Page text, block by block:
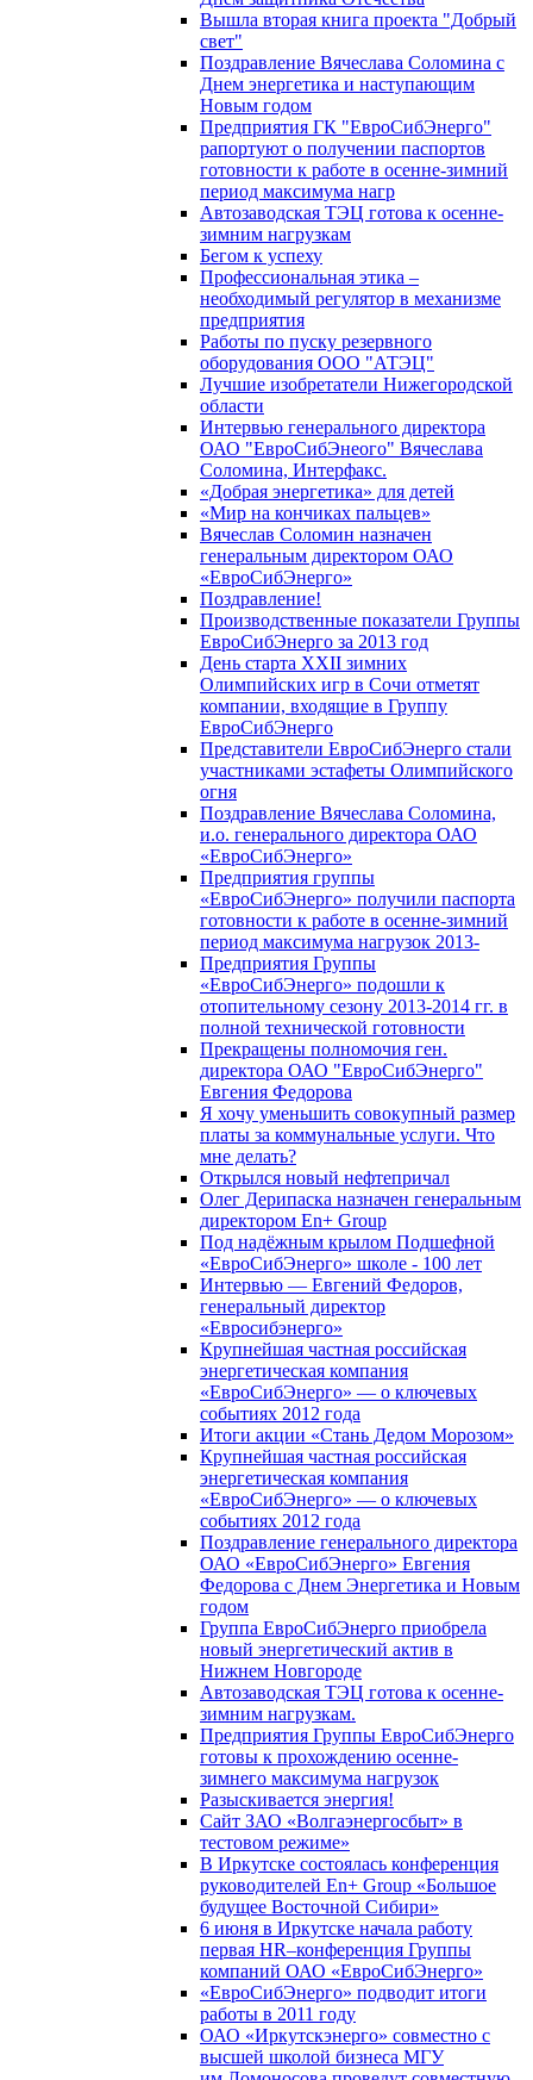
Вышла вторая книга проекта "Добрый
свет"
Поздравление Вячеслава Соломина с
Днем энергетика и наступающим
Новым годом
Предприятия ГК "ЕвроСибЭнерго"
рапортуют о получении паспортов
готовности к работе в осенне-зимний
период максимума нагр
Автозаводская ТЭЦ готова к осенне-
зимним нагрузкам
Бегом к успеху
Профессиональная этика –
необходимый регулятор в механизме
предприятия
Работы по пуску резервного
оборудования ООО "АТЭЦ"
Лучшие изобретатели Нижегородской
области
Интервью генерального директора
ОАО "ЕвроСибЭнеого" Вячеслава
Соломина, Интерфакс.
«Добрая энергетика» для детей
«Мир на кончиках пальцев»
Вячеслав Соломин назначен
генеральным директором ОАО
«ЕвроСибЭнерго»
Поздравление!
Производственные показатели Группы
ЕвроСибЭнерго за 2013 год
День старта XXII зимних
Олимпийских игр в Сочи отметят
компании, входящие в Группу
ЕвроСибЭнерго
Представители ЕвроСибЭнерго стали
участниками эстафеты Олимпийского
огня
Поздравление Вячеслава Соломина,
и.о. генерального директора ОАО
«ЕвроСибЭнерго»
Предприятия группы
«ЕвроСибЭнерго» получили паспорта
готовности к работе в осенне-зимний
период максимума нагрузок 2013-
Предприятия Группы
«ЕвроСибЭнерго» подошли к
отопительному сезону 2013-2014 гг. в
полной технической готовности
Прекращены полномочия ген.
директора ОАО "ЕвроСибЭнерго"
Евгения Федорова
Я хочу уменьшить совокупный размер
платы за коммунальные услуги. Что
мне делать?
Открылся новый нефтепричал
Олег Дерипаска назначен генеральным
директором En+ Group
Под надёжным крылом Подшефной
«ЕвроСибЭнерго» школе - 100 лет
Интервью — Евгений Федоров,
генеральный директор
«Евросибэнерго»
Крупнейшая частная российская
энергетическая компания
«ЕвроСибЭнерго» — о ключевых
событиях 2012 года
Итоги акции «Стань Дедом Морозом»
Крупнейшая частная российская
энергетическая компания
«ЕвроСибЭнерго» — о ключевых
событиях 2012 года
Поздравление генерального директора
ОАО «ЕвроСибЭнерго» Евгения
Федорова с Днем Энергетика и Новым
годом
Группа ЕвроСибЭнерго приобрела
новый энергетический актив в
Нижнем Новгороде
Автозаводская ТЭЦ готова к осенне-
зимним нагрузкам.
Предприятия Группы ЕвроСибЭнерго
готовы к прохождению осенне-
зимнего максимума нагрузок
Разыскивается энергия!
Сайт ЗАО «Волгаэнергосбыт» в
тестовом режиме»
В Иркутске состоялась конференция
руководителей En+ Group «Большое
будущее Восточной Сибири»
6 июня в Иркутске начала работу
первая HR–конференция Группы
компаний ОАО «ЕвроСибЭнерго»
«ЕвроСибЭнерго» подводит итоги
работы в 2011 году
ОАО «Иркутскэнерго» совместно с
высшей школой бизнеса МГУ